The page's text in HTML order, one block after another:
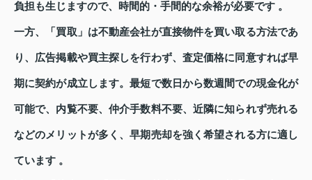
負担も生じますので、時間的・手間的な余裕が必要です 。
一方、「買取」は不動産会社が直接物件を買い取る方法であ
り、広告掲載や買主探しを行わず、査定価格に同意すれば早
期に契約が成立します。最短で数日から数週間での現金化が
可能で、内覧不要、仲介手数料不要、近隣に知られず売れる
などのメリットが多く、早期売却を強く希望される方に適し
ています 。